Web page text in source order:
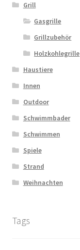
Grill
Gasgrille
Grillzubehör
Holzkohlegrille
Haustiere
Innen
Outdoor
Schwimmbader
Schwimmen
Spiele
Strand
Weihnachten
Tags